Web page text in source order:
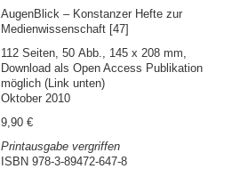
AugenBlick – Konstanzer Hefte zur
Medienwissenschaft [47]
112 Seiten, 50 Abb., 145 x 208 mm,
Download als Open Access Publikation
möglich (Link unten)
Oktober 2010
9,90 €
Printausgabe vergriffen
ISBN 978-3-89472-647-8